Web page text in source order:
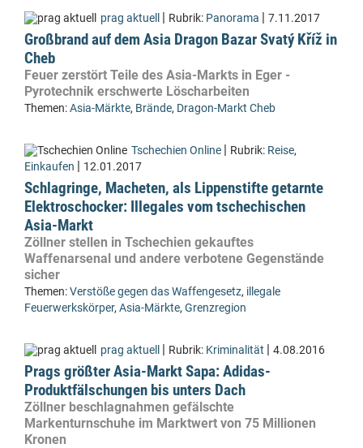
prag aktuell | Rubrik: Panorama | 7.11.2017
Großbrand auf dem Asia Dragon Bazar Svatý Kříž in
Cheb
Feuer zerstört Teile des Asia-Markts in Eger -
Pyrotechnik erschwerte Löscharbeiten
Themen:Asia-Märkte, Brände, Dragon-Markt Cheb
Tschechien Online | Rubrik: Reise,
Einkaufen | 12.01.2017
Schlagringe, Macheten, als Lippenstifte getarnte
Elektroschocker: Illegales vom tschechischen
Asia-Markt
Zöllner stellen in Tschechien gekauftes
Waffenarsenal und andere verbotene Gegenstände
sicher
Themen:Verstöße gegen das Waffengesetz, illegale
Feuerwerkskörper, Asia-Märkte, Grenzregion
prag aktuell | Rubrik: Kriminalität | 4.08.2016
Prags größter Asia-Markt Sapa: Adidas-
Produktfälschungen bis unters Dach
Zöllner beschlagnahmen gefälschte
Markenturnschuhe im Marktwert von 75 Millionen
Kronen